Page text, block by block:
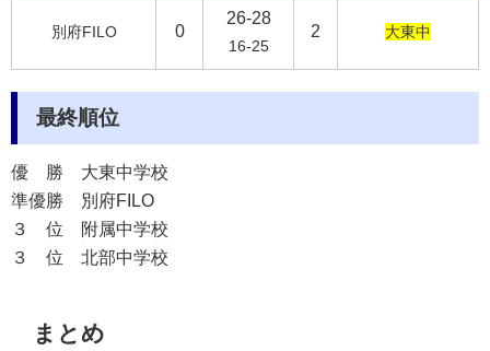
別府FILO 0
26-28
16-25
2 大東中
最終順位
優 勝 大東中学校
準優勝
別府FILO
３ 位
附属中学校
３ 位 北部中学校
まとめ